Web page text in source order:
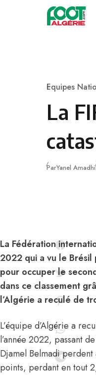
Skip to content
Category
Equipes
La
ParYanel Amadhi
La Fédération
2022 qui a vu le
pour occuper le
dans ce classement
l’Algérie a reculé de
L’équipe d’Algérie a
l’année 2022, passant
Djamel Belmadi perdent
points, perdant en tout